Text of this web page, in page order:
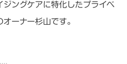
ングケアに特化したプライベ
ーナー杉山です。